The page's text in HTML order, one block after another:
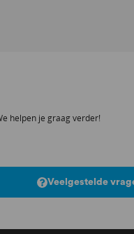
helpen je graag verder!
Veelgestelde